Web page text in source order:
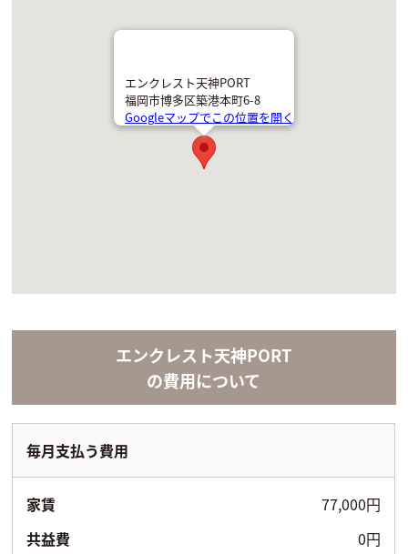
エンクレスト天神PORT
福岡市博多区築港本町6-8
Googleマップでこの位置を開く
エンクレスト天神PORT
の費用について
毎月支払う費用
家賃
77,000円
共益費
0円